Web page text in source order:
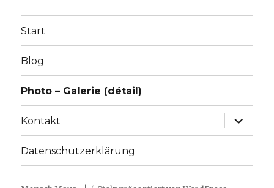
Start
Blog
Photo – Galerie (détail)
Kontakt
Datenschutzerklärung